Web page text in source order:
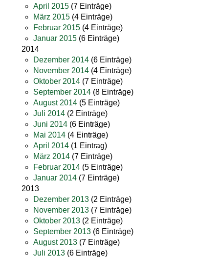
April 2015 (7 Einträge)
März 2015 (4 Einträge)
Februar 2015 (4 Einträge)
Januar 2015 (6 Einträge)
2014
Dezember 2014 (6 Einträge)
November 2014 (4 Einträge)
Oktober 2014 (7 Einträge)
September 2014 (8 Einträge)
August 2014 (5 Einträge)
Juli 2014 (2 Einträge)
Juni 2014 (6 Einträge)
Mai 2014 (4 Einträge)
April 2014 (1 Eintrag)
März 2014 (7 Einträge)
Februar 2014 (5 Einträge)
Januar 2014 (7 Einträge)
2013
Dezember 2013 (2 Einträge)
November 2013 (7 Einträge)
Oktober 2013 (2 Einträge)
September 2013 (6 Einträge)
August 2013 (7 Einträge)
Juli 2013 (6 Einträge)